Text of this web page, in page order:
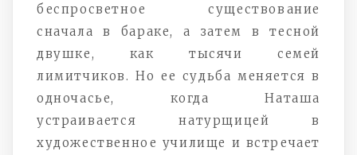
беспросветное существование
сначала в бараке, а затем в тесной
двушке, как тысячи семей
лимитчиков. Но ее судьба меняется в
одночасье, когда Наташа
устраивается натурщицей в
художественное училище и встречает